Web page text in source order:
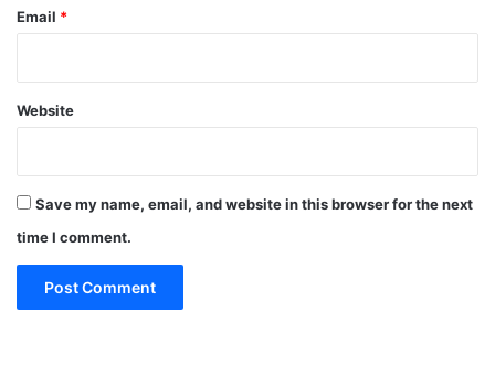
Email *
Website
Save my name, email, and website in this browser for the next
time I comment.